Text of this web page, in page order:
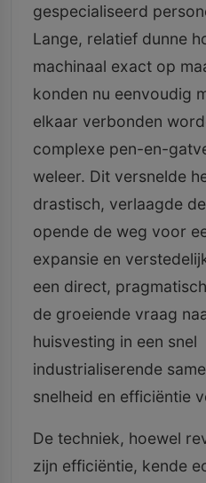
gespecialiseerd
Lange, relatief dunne
machinaal exact op
konden nu eenvoudig
elkaar verbonden
complexe pen-en-
weleer. Dit versnelde
drastisch, verlaagde
opende de weg voor
expansie en
een direct,
de groeiende vraag
huisvesting in een snel
industrialiserende
snelheid en efficiëntie
De techniek, hoewel
zijn efficiëntie, kende